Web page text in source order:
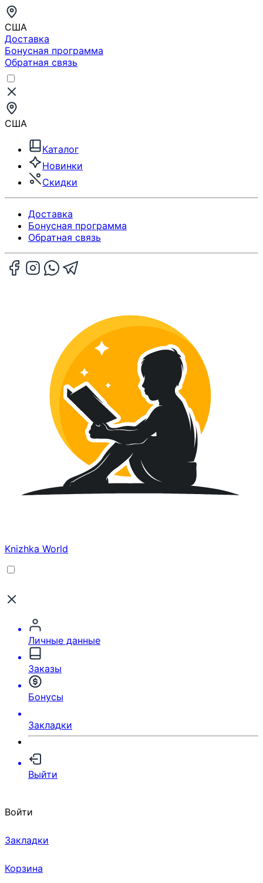
США
Доставка
Бонусная программа
Обратная связь
США
Каталог
Новинки
Скидки
Доставка
Бонусная программа
Обратная связь
Knizhka World
Личные данные
Заказы
Бонусы
Закладки
Выйти
Войти
Закладки
Корзина